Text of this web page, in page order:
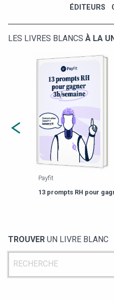
ÉDITEURS
LES LIVRES BLANCS À LA
Payfit
13 prompts RH pour
TROUVER UN LIVRE BLANC